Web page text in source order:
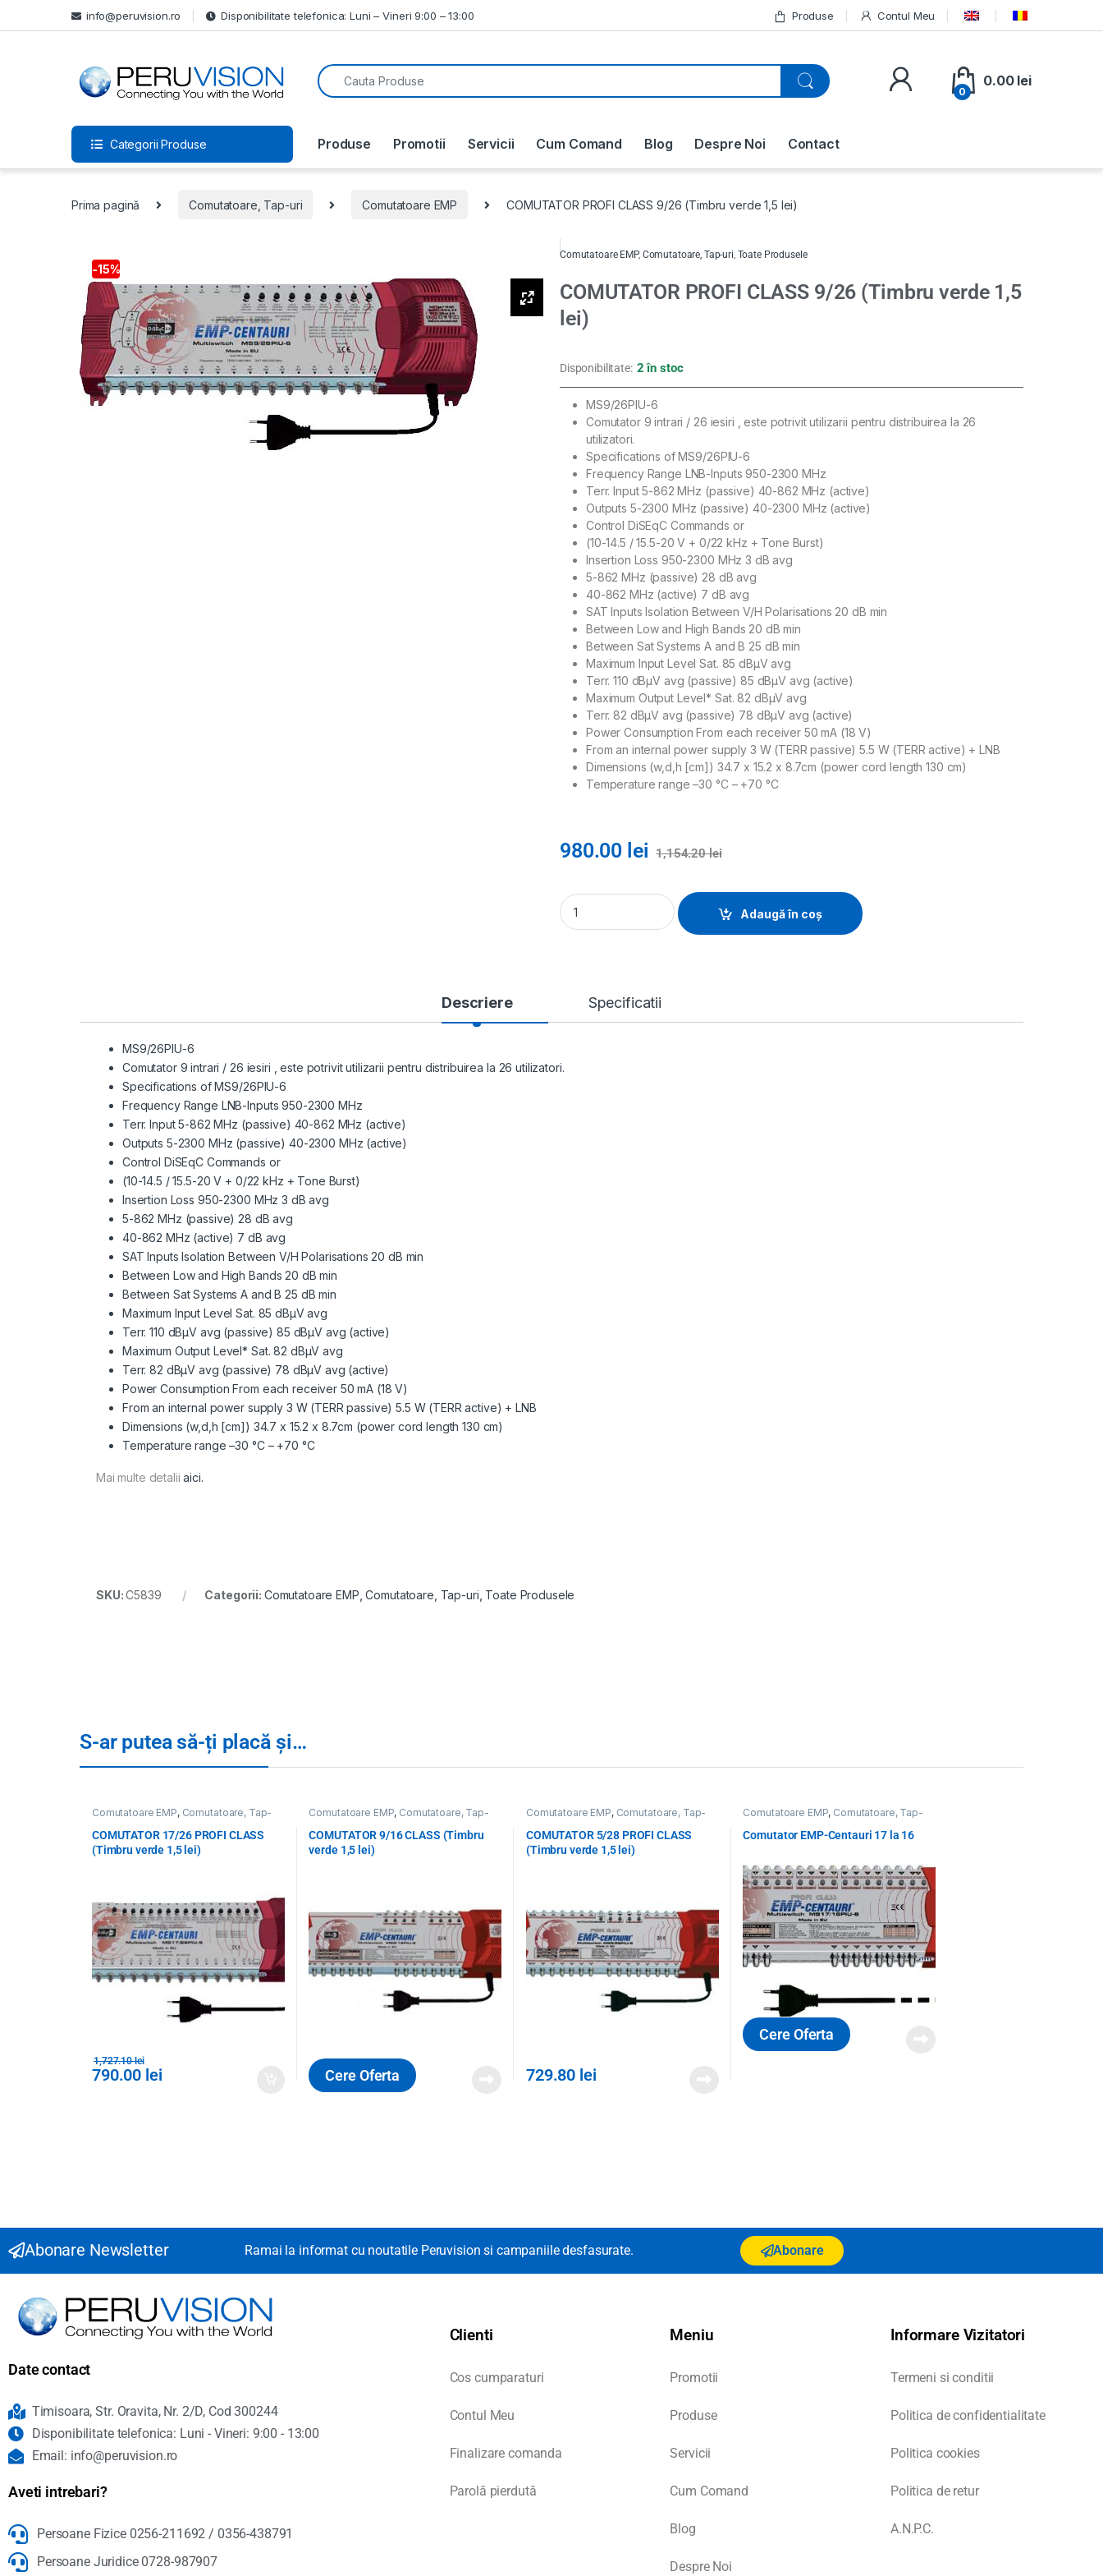
info@peruvision.ro Disponibilitate telefonica: Luni – Vineri 9:00 – 13:00 Produse Contul Meu
0
0.00 lei
Categorii Produse Produse Promotii Servicii Cum Comand Blog Despre Noi Contact
Prima pagină Comutatoare, Tap-uri Comutatoare EMP COMUTATOR PROFI CLASS 9/26 (Timbru verde 1,5 lei)
-15%
Comutatoare EMP, Comutatoare, Tap-uri Toate Produsele
COMUTATOR PROFI CLASS 9/26 (Timbru verde 1,5
lei)
Disponibilitate: 2 în stoc
MS9/26PIU-6
Comutator 9 intrari / 26 iesiri , este potrivit utilizarii pentru distribuirea la 26
utilizatori.
Specifications of MS9/26PIU-6
Frequency Range LNB-Inputs 950-2300 MHz
Terr. Input 5-862 MHz (passive) 40-862 MHz (active)
Outputs 5-2300 MHz (passive) 40-2300 MHz (active)
Control DiSEqC Commands or
(10-14.5 / 15.5-20 V + 0/22 kHz + Tone Burst)
Insertion Loss 950-2300 MHz 3 dB avg
5-862 MHz (passive) 28 dB avg
40-862 MHz (active) 7 dB avg
SAT Inputs Isolation Between V/H Polarisations 20 dB min
Between Low and High Bands 20 dB min
Between Sat Systems A and B 25 dB min
Maximum Input Level Sat. 85 dBµV avg
Terr. 110 dBµV avg (passive) 85 dBµV avg (active)
Maximum Output Level* Sat. 82 dBµV avg
Terr. 82 dBµV avg (passive) 78 dBµV avg (active)
Power Consumption From each receiver 50 mA (18 V)
From an internal power supply 3 W (TERR passive) 5.5 W (TERR active) + LNB
Dimensions (w,d,h [cm]) 34.7 x 15.2 x 8.7cm (power cord length 130 cm)
Temperature range –30 °C – +70 °C
980.00 lei 1,154.20lei
Adaugă în coș
Descriere Specificatii
MS9/26PIU-6
Comutator 9 intrari / 26 iesiri , este potrivit utilizarii pentru distribuirea la 26 utilizatori.
Specifications of MS9/26PIU-6
Frequency Range LNB-Inputs 950-2300 MHz
Terr. Input 5-862 MHz (passive) 40-862 MHz (active)
Outputs 5-2300 MHz (passive) 40-2300 MHz (active)
Control DiSEqC Commands or
(10-14.5 / 15.5-20 V + 0/22 kHz + Tone Burst)
Insertion Loss 950-2300 MHz 3 dB avg
5-862 MHz (passive) 28 dB avg
40-862 MHz (active) 7 dB avg
SAT Inputs Isolation Between V/H Polarisations 20 dB min
Between Low and High Bands 20 dB min
Between Sat Systems A and B 25 dB min
Maximum Input Level Sat. 85 dBµV avg
Terr. 110 dBµV avg (passive) 85 dBµV avg (active)
Maximum Output Level* Sat. 82 dBµV avg
Terr. 82 dBµV avg (passive) 78 dBµV avg (active)
Power Consumption From each receiver 50 mA (18 V)
From an internal power supply 3 W (TERR passive) 5.5 W (TERR active) + LNB
Dimensions (w,d,h [cm]) 34.7 x 15.2 x 8.7cm (power cord length 130 cm)
Temperature range –30 °C – +70 °C
Mai multe detaliiaici.
SKU:C5839 Categorii: Comutatoare EMP ,Comutatoare, Tap-uri Toate Produsele
S-ar putea să-ți placă și…
Comutatoare EMP, Comutatoare, Tap-
COMUTATOR 17/26 PROFI CLASS
(Timbru verde 1,5 lei)
790.00 lei
1,727.10lei
Comutatoare EMP, Comutatoare, Tap-
COMUTATOR 9/16 CLASS (Timbru
verde 1,5 lei)
Cere Oferta
Comutatoare EMP, Comutatoare, Tap-
COMUTATOR 5/28 PROFI CLASS
(Timbru verde 1,5 lei)
729.80 lei
Comutatoare EMP, Comutatoare, Tap-
Comutator EMP-Centauri 17 la 16
Cere Oferta
Abonare Newsletter Ramai la informat cu noutatile Peruvision si campaniile desfasurate. Abonare
Date contact
Timisoara, Str. Oravita, Nr. 2/D, Cod 300244
Disponibilitate telefonica: Luni - Vineri: 9:00 - 13:00
Email: info@peruvision.ro
Aveti intrebari?
Persoane Fizice 0256-211692 / 0356-438791
Persoane Juridice 0728-987907
Clienti
Cos cumparaturi
Contul Meu
Finalizare comanda
Parolă pierdută
Meniu
Promotii
Produse
Servicii
Cum Comand
Blog
Despre Noi
Informare Vizitatori
Termeni si conditii
Politica de confidentialitate
Politica cookies
Politica de retur
A.N.P.C.